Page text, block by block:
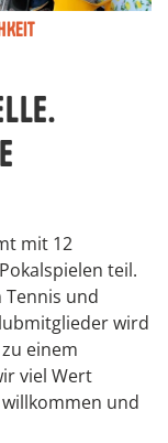
mit 12
teil.
Tennis und
wird
einem
viel Wert
und